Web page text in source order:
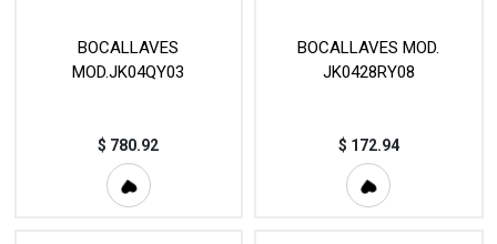
BOCALLAVES
MOD.JK04QY03
$ 780.92
BOCALLAVES MOD.
JK0428RY08
$ 172.94